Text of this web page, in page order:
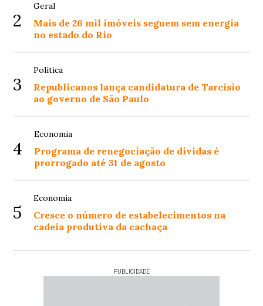
2
Geral
Mais de 26 mil imóveis seguem sem energia
no estado do Rio
3
Política
Republicanos lança candidatura de Tarcísio
ao governo de São Paulo
4
Economia
Programa de renegociação de dívidas é
prorrogado até 31 de agosto
5
Economia
Cresce o número de estabelecimentos na
cadeia produtiva da cachaça
PUBLICIDADE